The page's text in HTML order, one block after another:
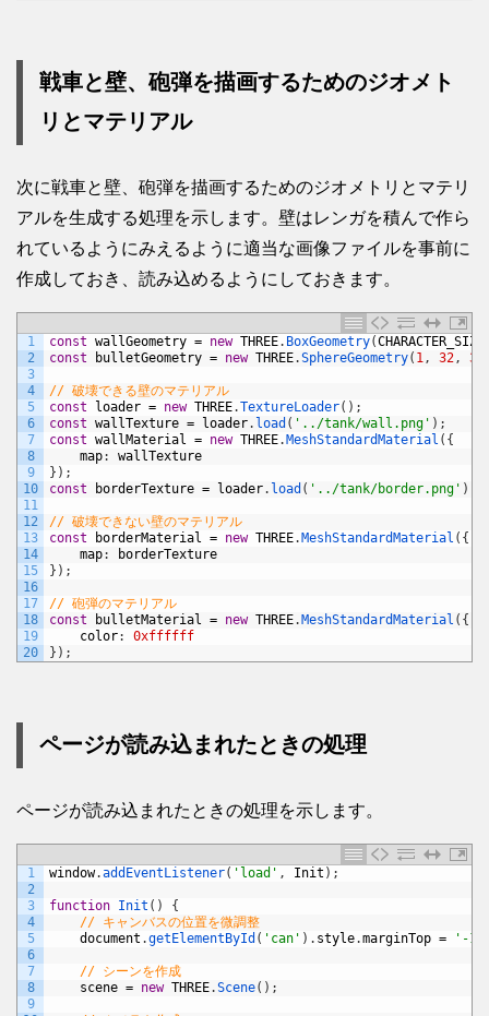
戦車と壁、砲弾を描画するためのジオメト
リとマテリアル
次に戦車と壁、砲弾を描画するためのジオメトリとマテリ
アルを生成する処理を示します。壁はレンガを積んで作ら
れているようにみえるように適当な画像ファイルを事前に
作成しておき、読み込めるようにしておきます。
1
2
3
4
5
6
7
8
9
10
11
12
13
14
15
16
17
18
19
20
const wallGeometry = new THREE. BoxGeometry(CHARACTER_SIZE
const
bulletGeometry = new THREE.SphereGeometry( 1, 32, 32
// 破壊できる壁のマテリアル
const
loader = new THREE.TextureLoader( ) ;
const wallTexture = loader. load ( '../tank/wall.png' ) ;
const wallMaterial = new THREE. MeshStandardMaterial ( {
map:
wallTexture
} ) ;
const
borderTexture = loader. load ( '../tank/border.png' )
// 破壊できない壁のマテリアル
const
borderMaterial = new THREE. MeshStandardMaterial ( {
map:
borderTexture
} ) ;
// 砲弾のマテリアル
const
bulletMaterial = new THREE. MeshStandardMaterial ( {
color:
0xffffff
} ) ;
ページが読み込まれたときの処理
ページが読み込まれたときの処理を示します。
1
2
3
4
5
6
7
8
9
window.addEventListener( 'load' , Init ) ;
function Init ( )
{
// キャンバスの位置を微調整
document .getElementById ( 'can' ) . style.marginTop = '-
// シーンを作成
scene = new THREE.Scene( ) ;